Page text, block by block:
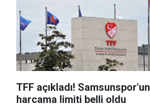
TFF açıkladı! Samsunspor'un
harcama limiti belli oldu